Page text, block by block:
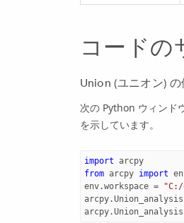
コードの
Union (ユニオン)
次の Python ウィンド
を示しています。
import arcpy
from arcpy import
env.workspace =
arcpy.Union_analysis
arcpy.Union_analysis